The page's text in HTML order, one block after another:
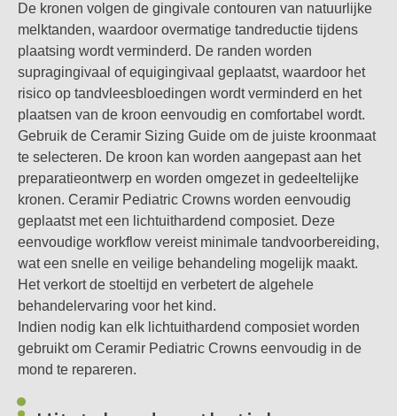
• Gemakkelijk te hanteren
• Minimaal invasief
• Uitstekende esthetiek
• Biocompatibel
De kronen volgen de gingivale contouren van natuurlijke
melktanden, waardoor overmatige tandreductie tijdens
plaatsing wordt verminderd. De randen worden
supragingivaal of equigingivaal geplaatst, waardoor het
risico op tandvleesbloedingen wordt verminderd en het
plaatsen van de kroon eenvoudig en comfortabel wordt.
Gebruik de Ceramir Sizing Guide om de juiste kroonmaat
te selecteren. De kroon kan worden aangepast aan het
preparatieontwerp en worden omgezet in gedeeltelijke
kronen. Ceramir Pediatric Crowns worden eenvoudig
geplaatst met een lichtuithardend composiet. Deze
eenvoudige workflow vereist minimale tandvoorbereiding,
wat een snelle en veilige behandeling mogelijk maakt.
Het verkort de stoeltijd en verbetert de algehele
behandelervaring voor het kind.
Indien nodig kan elk lichtuithardend composiet worden
gebruikt om Ceramir Pediatric Crowns eenvoudig in de
mond te repareren.